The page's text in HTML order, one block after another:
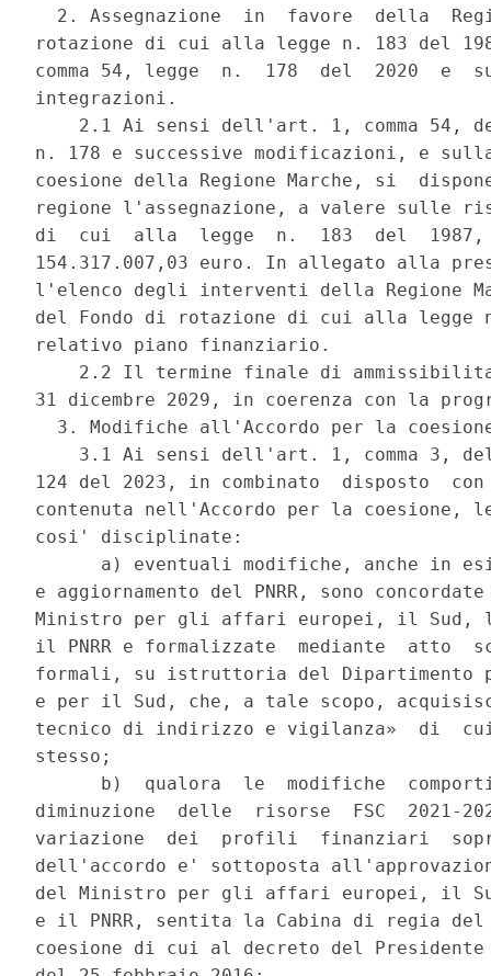
2. Assegnazione  in  favore  della
rotazione di cui alla legge n. 183 del
comma 54, legge  n.  178  del  2020  e
integrazioni.
2.1 Ai sensi dell'art. 1, comma 54,
n. 178 e successive modificazioni, e
coesione della Regione Marche, si
regione l'assegnazione, a valere sulle
di  cui  alla  legge  n.  183  del
154.317.007,03 euro. In allegato alla
l'elenco degli interventi della Regione
del Fondo di rotazione di cui alla
relativo piano finanziario.
2.2 Il termine finale di
31 dicembre 2029, in coerenza con la
3. Modifiche all'Accordo per la
3.1 Ai sensi dell'art. 1, comma 3,
124 del 2023, in combinato  disposto
contenuta nell'Accordo per la coesione,
cosi' disciplinate:
a) eventuali modifiche, anche in
e aggiornamento del PNRR, sono
Ministro per gli affari europei, il Sud,
il PNRR e formalizzate  mediante  atto
formali, su istruttoria del Dipartimento
e per il Sud, che, a tale scopo,
tecnico di indirizzo e vigilanza»  di
stesso;
b)  qualora  le  modifiche
diminuzione  delle  risorse  FSC  2021-
variazione  dei  profili  finanziari
dell'accordo e' sottoposta
del Ministro per gli affari europei, il
e il PNRR, sentita la Cabina di regia
coesione di cui al decreto del